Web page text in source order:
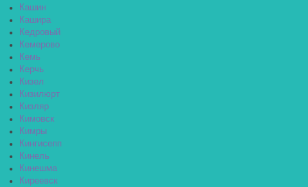
Кашин
Кашира
Кедровый
Кемерово
Кемь
Керчь
Кизел
Кизилюрт
Кизляр
Кимовск
Кимры
Кингисепп
Кинель
Кинешма
Киреевск